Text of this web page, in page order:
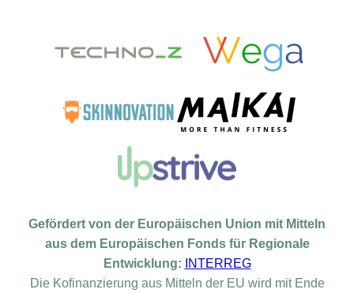
Gefördert von der Europäischen Union mit Mitteln
aus dem Europäischen Fonds für Regionale
Entwicklung:
INTERREG
Die Kofinanzierung aus Mitteln der EU wird mit Ende